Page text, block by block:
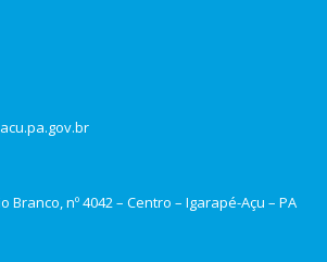
Branco, nº 4042 – Centro – Igarapé-Açu – PA